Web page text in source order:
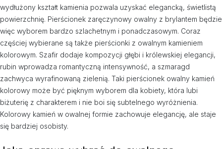
wydłużony kształt kamienia pozwala uzyskać elegancką, świetlistą
powierzchnię. Pierścionek zaręczynowy owalny z brylantem będzie
więc wyborem bardzo szlachetnym i ponadczasowym. Coraz
częściej wybierane są także pierścionki z owalnym kamieniem
kolorowym. Szafir dodaje kompozycji głębi i królewskiej elegancji,
rubin wprowadza romantyczną intensywność, a szmaragd
zachwyca wyrafinowaną zielenią. Taki pierścionek owalny kamień
kolorowy może być pięknym wyborem dla kobiety, która lubi
biżuterię z charakterem i nie boi się subtelnego wyróżnienia.
Kolorowy kamień w owalnej formie zachowuje elegancję, ale staje
się bardziej osobisty.